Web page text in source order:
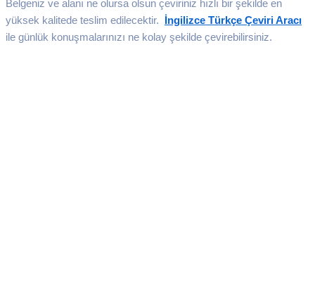
Belgeniz ve alanı ne olursa olsun çeviriniz hızlı bir şekilde en
yüksek kalitede teslim edilecektir. İngilizce Türkçe Çeviri Aracı
ile günlük konuşmalarınızı ne kolay şekilde çevirebilirsiniz.